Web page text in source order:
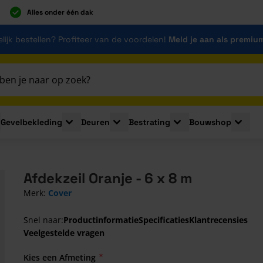
Alles onder één dak
bestellen? Profiteer van de voordelen! Meld je aan als
Plaatmaterialen
submenu for Isolatie
Gevelbekleding
Toggle submenu for Gevelbekleding
Deuren
Toggle submenu for Deuren
Bestrating
Toggle submenu for
Bouwshop
Afdekzeil Oranje - 6 x 8 m
Merk: Cover
Snel naar:ProductinformatieSpecificatiesKlantrecensies
Veelgestelde vragen
Kies een Afmeting